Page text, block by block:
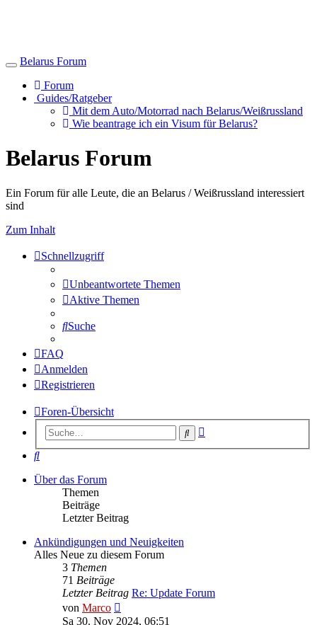
Toggle
navigation
Belarus Forum
Forum
Guides/Ratgeber
Mit dem Auto/Motorrad nach Belarus/Weißrussland
Wie beantrage ich ein Visum für Belarus?
Belarus Forum
Ein Forum für alle Leute, die an Belarus / Weißrussland interessiert
sind
Zum Inhalt
Schnellzugriff
Unbeantwortete Themen
Aktive Themen
Suche
FAQ
Anmelden
Registrieren
Foren-Übersicht
Suche
Suche
Über das Forum
Themen
Beiträge
Letzter Beitrag
Ankündigungen und Neuigkeiten
Alles Neue zu diesem Forum
3 Themen
71 Beiträge
Letzter Beitrag Re: Update Forum
von Marco
Beitrag
Sa 30. Nov 2024, 06:51